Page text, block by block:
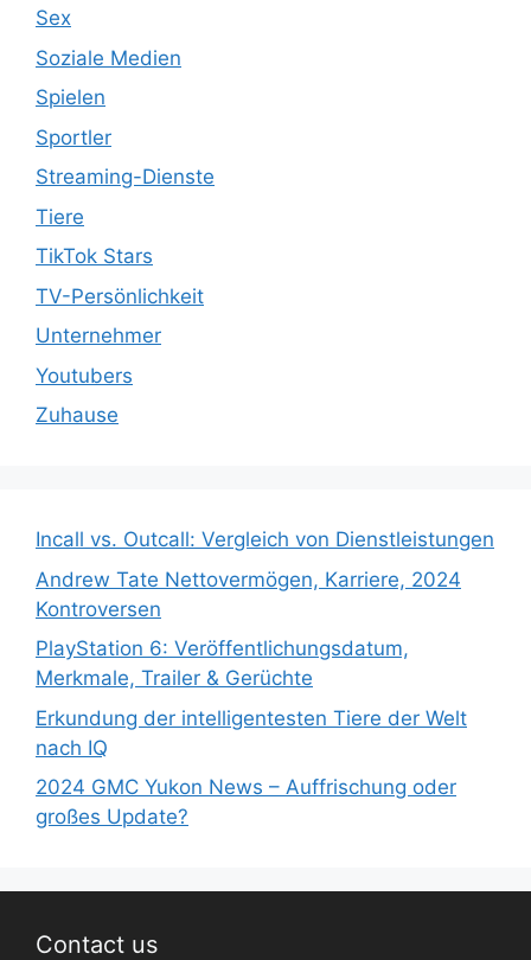
Sex
Soziale Medien
Spielen
Sportler
Streaming-Dienste
Tiere
TikTok Stars
TV-Persönlichkeit
Unternehmer
Youtubers
Zuhause
Incall vs. Outcall: Vergleich von Dienstleistungen
Andrew Tate Nettovermögen, Karriere, 2024
Kontroversen
PlayStation 6: Veröffentlichungsdatum,
Merkmale, Trailer & Gerüchte
Erkundung der intelligentesten Tiere der Welt
nach IQ
2024 GMC Yukon News – Auffrischung oder
großes Update?
Contact us